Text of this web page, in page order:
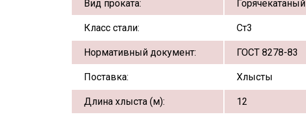
Вид проката: Горячекатаный
Класс стали: Ст3
Нормативный документ: ГОСТ 8278-83
Поставка: Хлысты
Длина хлыста (м): 12